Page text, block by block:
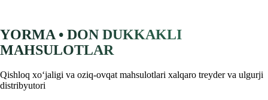
YORMA • DON DUKKAKLI
MAHSULOTLAR
Qishloq xoʻjaligi va oziq-ovqat mahsulotlari xalqaro treyder va ulgurji
distribyutori